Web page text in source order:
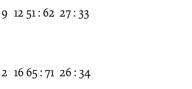
9 12 51 : 62 27 : 33
2 16 65 : 71 26 : 34